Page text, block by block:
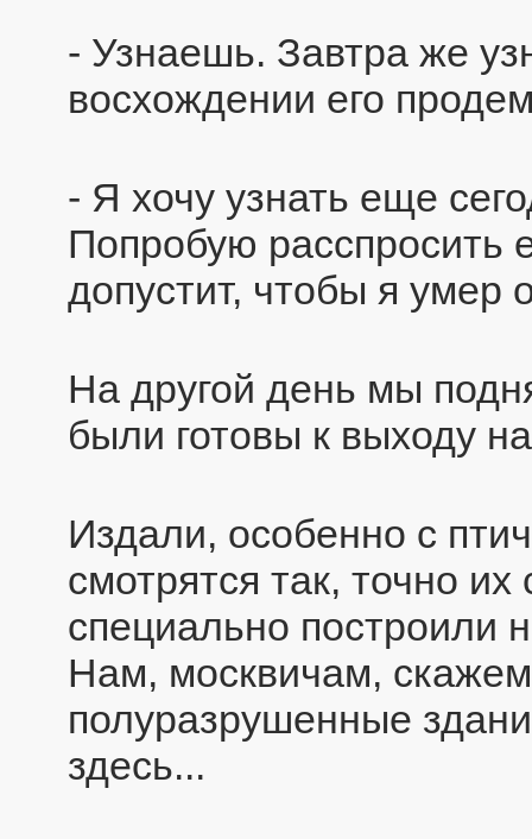
- Узнаешь. Завтра же
восхождении его
- Я хочу узнать еще
Попробую расспросить
допустит, чтобы я умер
На другой день мы
были готовы к выходу
Издали, особенно с
смотрятся так, точно
специально построили
Нам, москвичам,
полуразрушенные
здесь...